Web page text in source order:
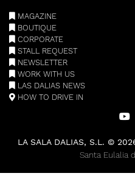
MAGAZINE
BOUTIQUE
CORPORATE
STALL REQUEST
NEWSLETTER
WORK WITH US
LAS DALIAS NEWS
HOW TO DRIVE IN
LA SALA DALIAS, S.L. ©
Santa Eulalia